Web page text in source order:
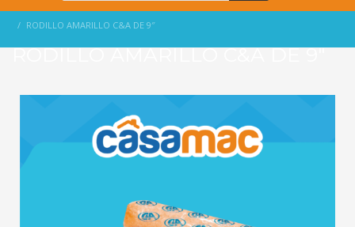
RODILLO AMARILLO C&A DE 9″
RODILLO AMARILLO C&A DE 9″